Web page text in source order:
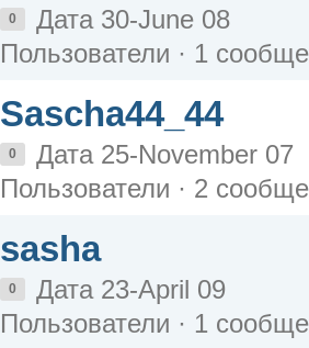
0
Дата 30-June 08
Пользователи · 1
Sascha44_44
0
Дата 25-November 07
Пользователи · 2
sasha
0
Дата 23-April 09
Пользователи · 1